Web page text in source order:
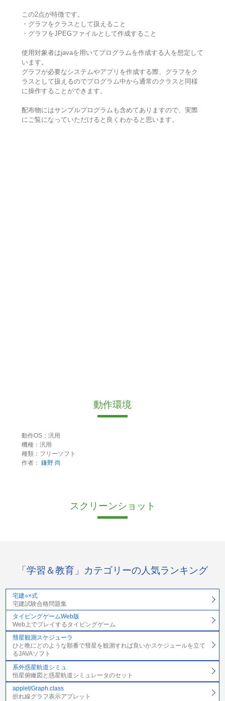
この2点が特徴です。
・グラフをクラスとして扱えること
・グラフをJPEGファイルとして作成すること
使用対象者はjavaを用いてプログラムを作成する人を想定して
います。
グラフが必要なシステムやアプリを作成する際、グラフをク
ラスとして扱えるのでプログラム中から通常のクラスと同様
に操作することができます。
配布物にはサンプルプログラムも含めてありますので、実際
にご覧になっていただけると良くわかると思います。
動作環境
動作OS：汎用
機種：汎用
種類：フリーソフト
作者： 鎌野 尚
スクリーンショット
「学習＆教育」カテゴリーの人気ランキング
宅建○×式
宅建試験合格問題集
タイピングゲームWeb版
Web上でプレイするタイピングゲーム
彗星観測スケジューラ
ひと晩にどのような順番で彗星を観測すれば良いかスケジュールを立て
るJAVAソフト
系外惑星軌道シミュ
恒星俯瞰図と惑星軌道シミュレータのセット
applet/Graph.class
折れ線グラフ表示アプレット